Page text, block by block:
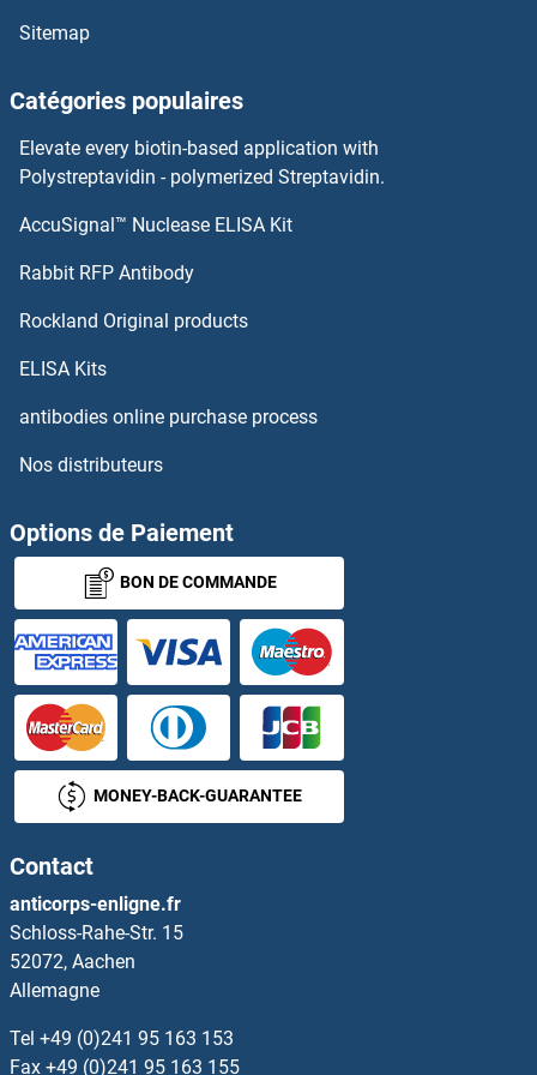
N-Methylpurine-DNA Glycosylase Kits ELISA
N-Glycanase 1 Kits ELISA
N-Cadherin Kits ELISA
NANS Kits ELISA
NAPA Kits ELISA
NAPEPLD Kits ELISA
NAPSA Kits ELISA
NARF Kits ELISA
NARFL Kits ELISA
NASP Kits ELISA
NAT1 Kits ELISA
NAT15 Kits ELISA
NAT2 Kits ELISA
NAT5 Kits ELISA
NAT8L Kits ELISA
Sitemap
Catégories populaires
Elevate every biotin-based application with
Polystreptavidin - polymerized Streptavidin.
AccuSignal™ Nuclease ELISA Kit
Rabbit RFP Antibody
Rockland Original products
ELISA Kits
antibodies online purchase process
Nos distributeurs
Options de Paiement
BON DE COMMANDE
MONEY-BACK-GUARANTEE
Contact
anticorps-enligne.fr
Schloss-Rahe-Str. 15
52072, Aachen
Allemagne
Tel +49 (0)241 95 163 153
Fax +49 (0)241 95 163 155